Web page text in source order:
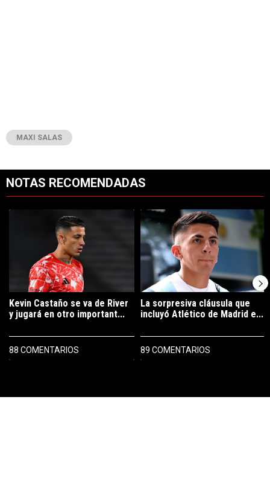
MAXI SALAS
NOTAS RECOMENDADAS
Un artículo de tendencia con el título "Kevin Castaño se va de
Kevin Castaño se va de River
y jugará en otro important...
88 COMENTARIOS
Un artículo de tendencia con el
La sorpresiva cláusula que
incluyó Atlético de Madrid e...
89 COMENTARIOS